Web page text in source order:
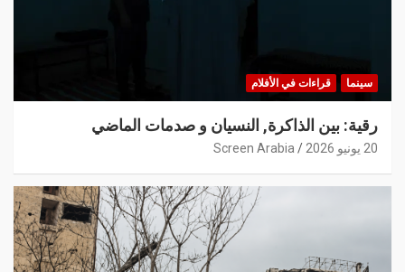
سينما قراءات في الأفلام
رقية: بين الذاكرة, النسيان و صدمات الماضي
20 يونيو 2026 Screen Arabia